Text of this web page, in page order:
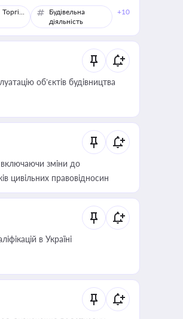
Торгівля
Будівельна
діяльність
+10
об’єктів будівництва
зміни до
цивільних правовідносин
в Україні